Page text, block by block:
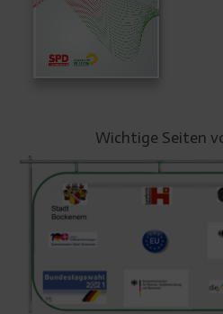
Wichtige Seiten